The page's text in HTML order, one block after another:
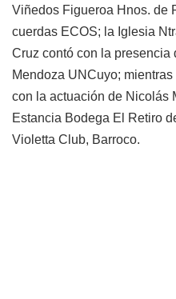
Viñedos Figueroa Hnos. de
cuerdas ECOS; la Iglesia
Cruz contó con la
Mendoza UNCuyo;
con la actuación de Nicolás
Estancia Bodega El Retiro
Violetta Club, Barroco.